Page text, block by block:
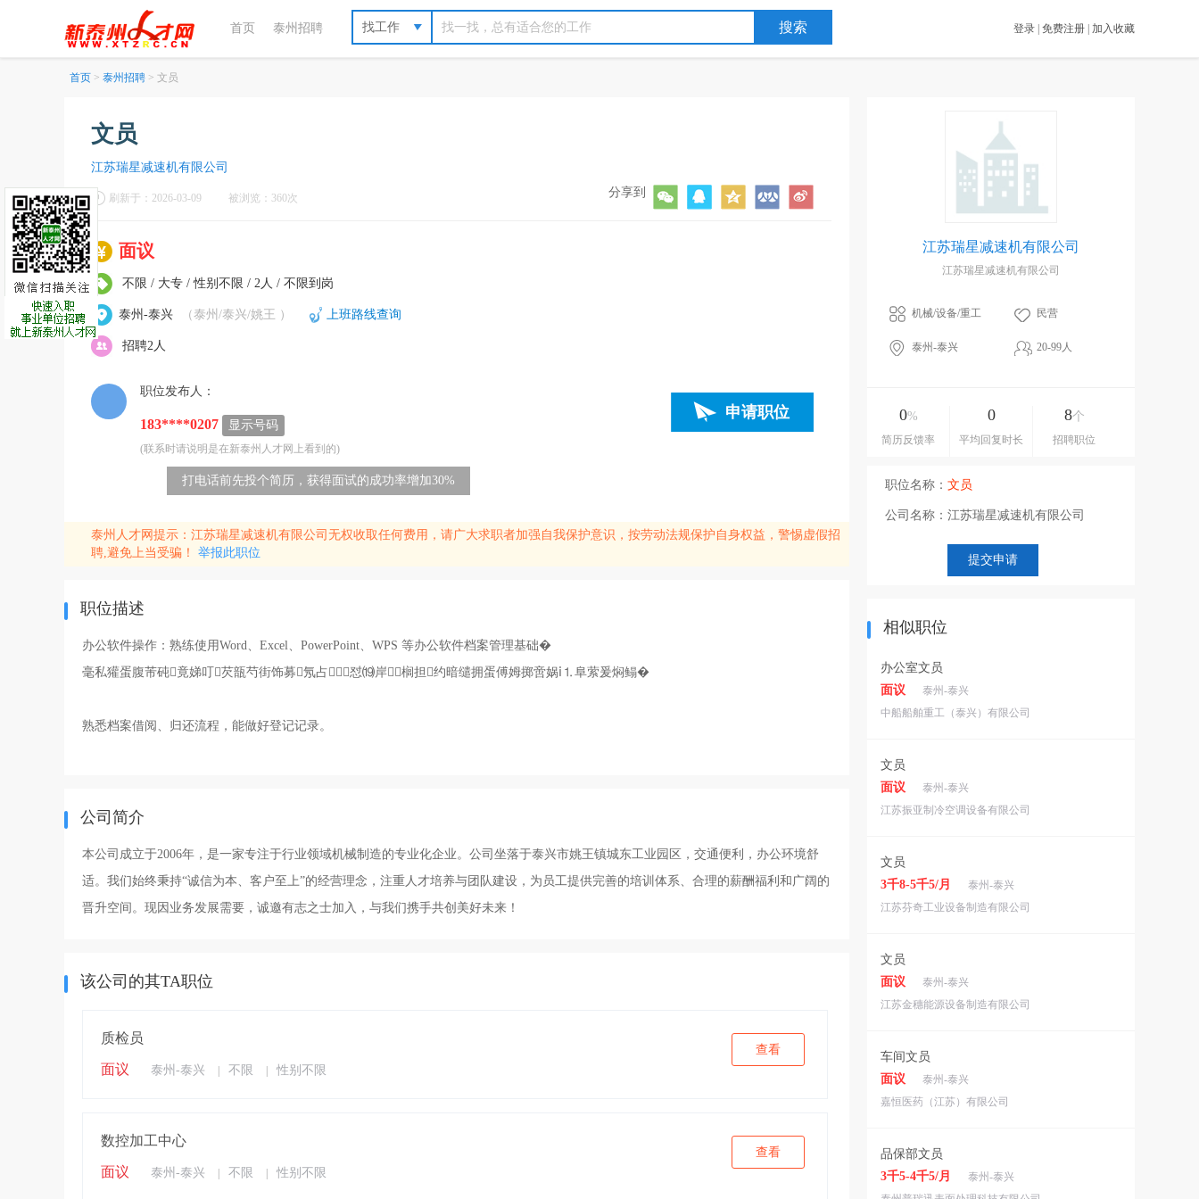
首页 泰州招聘 找工作 登录 免费注册 加入收藏
首页 > 泰州招聘 > 文员
文员
江苏瑞星减速机有限公司
刷新于：2026-03-09 被浏览：360次 分享到
面议
不限 / 大专 / 性别不限 / 2人 / 不限到岗
泰州-泰兴 （泰州/泰兴/姚王 ） 上班路线查询
招聘2人
职位发布人：
申请职位
183****0207 显示号码
(联系时请说明是在新泰州人才网上看到的)
打电话前先投个简历，获得面试的成功率增加30%
泰州人才网提示：江苏瑞星减速机有限公司无权收取任何费用，请广大求职者加强自我保护意识，按劳动法规保护自身权益，警惕虚假招
聘,避免上当受骗！ 举报此职位
职位描述
办公软件操作：熟练使用Word、Excel、PowerPoint、WPS 等办公软件档案管理基础�
毫私獾蛋腹芾砘竟娣叮芡瓿芍街饰募氖占⒄怼⒆岸⒐榈担约暗缱拥蛋傅姆掷啻娲ⅰ⒈阜萦爰焖鳎�
熟悉档案借阅、归还流程，能做好登记记录。
公司简介
本公司成立于2006年，是一家专注于行业领域机械制造的专业化企业。公司坐落于泰兴市姚王镇城东工业园区，交通便利，办公环境舒
适。我们始终秉持“诚信为本、客户至上”的经营理念，注重人才培养与团队建设，为员工提供完善的培训体系、合理的薪酬福利和广阔的
晋升空间。现因业务发展需要，诚邀有志之士加入，与我们携手共创美好未来！
该公司的其TA职位
质检员
面议 泰州-泰兴 不限 性别不限
查看
数控加工中心
面议 泰州-泰兴 不限 性别不限
查看
江苏瑞星减速机有限公司
江苏瑞星减速机有限公司
机械/设备/重工 民营
泰州-泰兴 20-99人
0%
简历反馈率
0
平均回复时长
8个
招聘职位
职位名称： 文员
公司名称： 江苏瑞星减速机有限公司
相似职位
办公室文员
面议
泰州-泰兴
中船船舶重工（泰兴）有限公司
文员
面议
泰州-泰兴
江苏振亚制冷空调设备有限公司
文员
3千8-5千5/月
泰州-泰兴
江苏芬奇工业设备制造有限公司
文员
面议
泰州-泰兴
江苏金穗能源设备制造有限公司
车间文员
面议
泰州-泰兴
嘉恒医药（江苏）有限公司
品保部文员
3千5-4千5/月
泰州-泰兴